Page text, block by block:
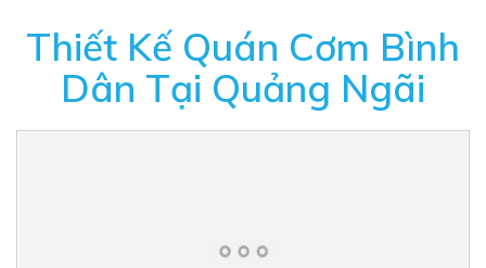
Thiết Kế Quán Cơm Bình
Dân Tại Quảng Ngãi